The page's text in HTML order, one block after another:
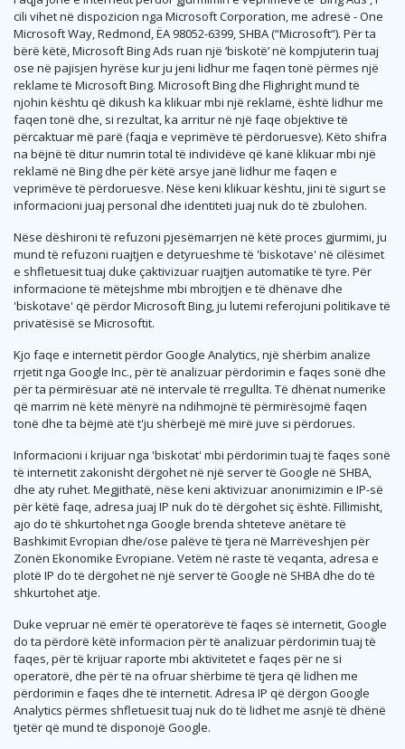
cili vihet në dispozicion nga Microsoft Corporation, me adresë - One
Microsoft Way, Redmond, ËA 98052-6399, SHBA (“Microsoft“). Për ta
bërë këtë, Microsoft Bing Ads ruan një ‘biskotë’ në kompjuterin tuaj
ose në pajisjen hyrëse kur ju jeni lidhur me faqen tonë përmes një
reklame të Microsoft Bing. Microsoft Bing dhe Flighright mund të
njohin kështu që dikush ka klikuar mbi një reklamë, është lidhur me
faqen tonë dhe, si rezultat, ka arritur në një faqe objektive të
përcaktuar më parë (faqja e veprimëve të përdoruesve). Këto shifra
na bëjnë të ditur numrin total të individëve që kanë klikuar mbi një
reklamë në Bing dhe për këtë arsye janë lidhur me faqen e
veprimëve të përdoruesve. Nëse keni klikuar kështu, jini të sigurt se
informacioni juaj personal dhe identiteti juaj nuk do të zbulohen.
Nëse dëshironi të refuzoni pjesëmarrjen në këtë proces gjurmimi, ju
mund të refuzoni ruajtjen e detyrueshme të 'biskotave' në cilësimet
e shfletuesit tuaj duke çaktivizuar ruajtjen automatike të tyre. Për
informacione të mëtejshme mbi mbrojtjen e të dhënave dhe
'biskotave' që përdor Microsoft Bing, ju lutemi referojuni politikave të
privatësisë se Microsoftit.
Kjo faqe e internetit përdor Google Analytics, një shërbim analize
rrjetit nga Google Inc., për të analizuar përdorimin e faqes sonë dhe
për ta përmirësuar atë në intervale të rregullta. Të dhënat numerike
që marrim në këtë mënyrë na ndihmojnë të përmirësojmë faqen
tonë dhe ta bëjmë atë t'ju shërbejë më mirë juve si përdorues.
Informacioni i krijuar nga 'biskotat' mbi përdorimin tuaj të faqes sonë
të internetit zakonisht dërgohet në një server të Google në SHBA,
dhe aty ruhet. Megjithatë, nëse keni aktivizuar anonimizimin e IP-së
për këtë faqe, adresa juaj IP nuk do të dërgohet siç është. Fillimisht,
ajo do të shkurtohet nga Google brenda shteteve anëtare të
Bashkimit Evropian dhe/ose palëve të tjera në Marrëveshjen për
Zonën Ekonomike Evropiane. Vetëm në raste të veqanta, adresa e
plotë IP do të dërgohet në një server të Google në SHBA dhe do të
shkurtohet atje.
Duke vepruar në emër të operatorëve të faqes së internetit, Google
do ta përdorë këtë informacion për të analizuar përdorimin tuaj të
faqes, për të krijuar raporte mbi aktivitetet e faqes për ne si
operatorë, dhe për të na ofruar shërbime të tjera që lidhen me
përdorimin e faqes dhe të internetit. Adresa IP që dërgon Google
Analytics përmes shfletuesit tuaj nuk do të lidhet me asnjë të dhënë
tjetër që mund të disponojë Google.